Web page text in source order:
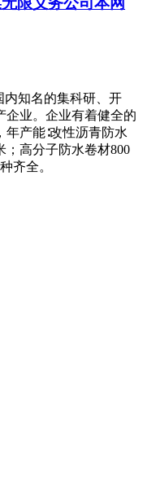
内知名的集科研、开
企业。企业有着健全的
产能∶改性沥青防水
；高分子防水卷材800
齐全。